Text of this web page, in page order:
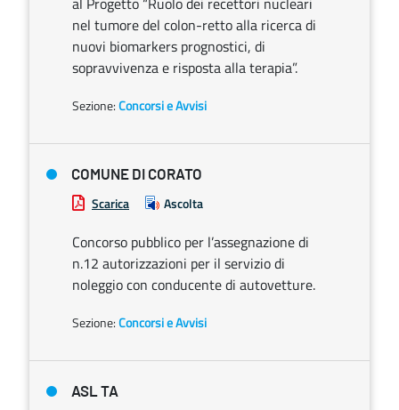
nel tumore del colon-retto alla ricerca di
nuovi biomarkers prognostici, di
sopravvivenza e risposta alla terapia”.
Sezione:Concorsi e Avvisi
COMUNE DI CORATO
Scarica Ascolta
Concorso pubblico per l’assegnazione di
n.12 autorizzazioni per il servizio di
noleggio con conducente di autovetture.
Sezione:Concorsi e Avvisi
ASL TA